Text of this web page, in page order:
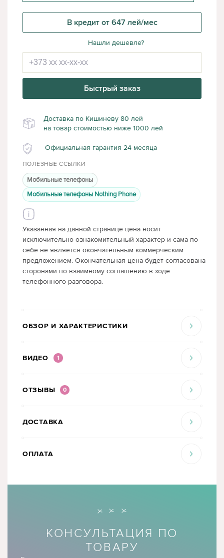
В кредит от 647 лей/мес
Нашли дешевле?
Быстрый заказ
Доставка по Кишиневу 80 лей
на товар стоимостью ниже 1000 лей
Официальная гарантия 24 месяца
ПОЛЕЗНЫЕ ССЫЛКИ
Мобильные телефоны
Мобильные телефоны Nothing Phone
Указанная на данной странице цена носит
исключительно ознакомительный характер и сама по
себе не является окончательным коммерческим
предложением. Окончательная цена будет согласована
сторонами по взаимному соглашению в ходе
телефонного разговора.
ОБЗОР И ХАРАКТЕРИСТИКИ
ВИДЕО 1
ОТЗЫВЫ 0
ДОСТАВКА
ОПЛАТА
КОНСУЛЬТАЦИЯ ПО
ТОВАРУ